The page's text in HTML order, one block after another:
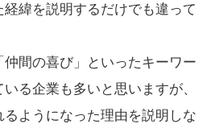
緯を説明するだけでも違って
仲間の喜び」といったキーワー
る企業も多いと思いますが、
ようになった理由を説明しな